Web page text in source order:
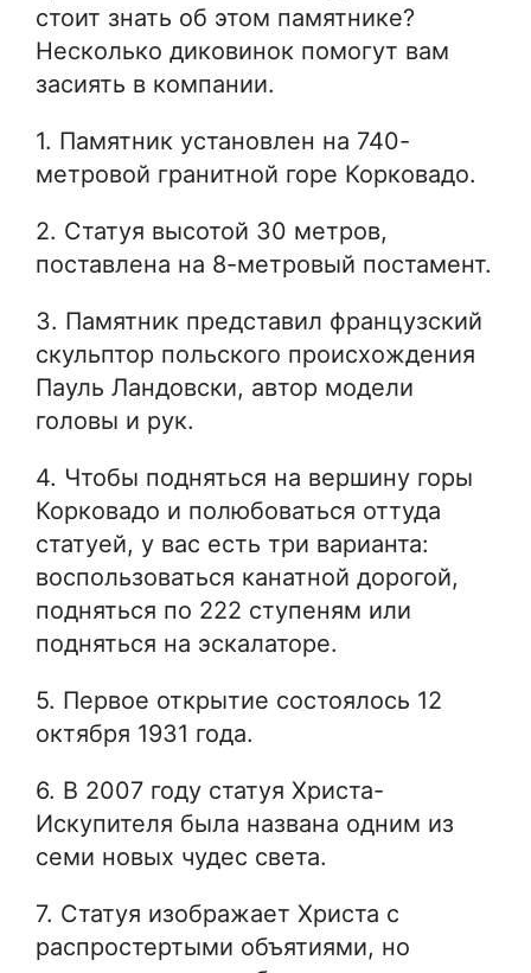
стоит знать об этом памятнике?
Несколько диковинок помогут вам
засиять в компании.
1. Памятник установлен на 740-
метровой гранитной горе Корковадо.
2. Статуя высотой 30 метров,
поставлена ​​на 8-метровый постамент.
3. Памятник представил французский
скульптор польского происхождения
Пауль Ландовски, автор модели
головы и рук.
4. Чтобы подняться на вершину горы
Корковадо и полюбоваться оттуда
статуей, у вас есть три варианта:
воспользоваться канатной дорогой,
подняться по 222 ступеням или
подняться на эскалаторе.
5. Первое открытие состоялось 12
октября 1931 года.
6. В 2007 году статуя Христа-
Искупителя была названа одним из
семи новых чудес света.
7. Статуя изображает Христа с
распростертыми объятиями, но